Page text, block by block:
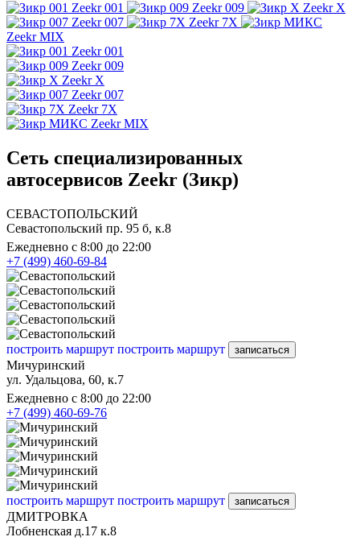
Zeekr 001 Zeekr 009
Zeekr X
Zeekr 007
Zeekr 7X
Zeekr MIX
Zeekr 001
Zeekr 009
Zeekr X
Zeekr 007
Zeekr 7X
Zeekr MIX
Сеть специализированных
автосервисов Zeekr (Зикр)
СЕВАСТОПОЛЬСКИЙ
Севастопольский пр. 95 б, к.8
Ежедневно с 8:00 до 22:00
+7 (499) 460-69-84
построить маршрут построить маршрут записаться
Мичуринский
ул. Удальцова, 60, к.7
Ежедневно с 8:00 до 22:00
+7 (499) 460-69-76
построить маршрут построить маршрут записаться
ДМИТРОВКА
Лобненская д.17 к.8